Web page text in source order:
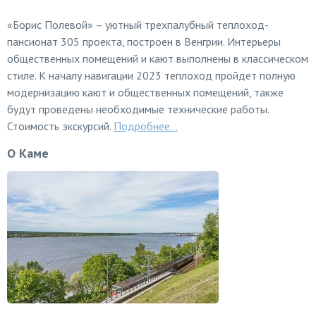
«Борис Полевой» – уютный трехпалубный теплоход-
пансионат 305 проекта, построен в Венгрии. Интерьеры
общественных помещений и кают выполнены в классическом
стиле. К началу навигации 2023 теплоход пройдет полную
модернизацию кают и общественных помещений, также
будут проведены необходимые технические работы.
Стоимость экскурсий. Подробнее...
О Каме